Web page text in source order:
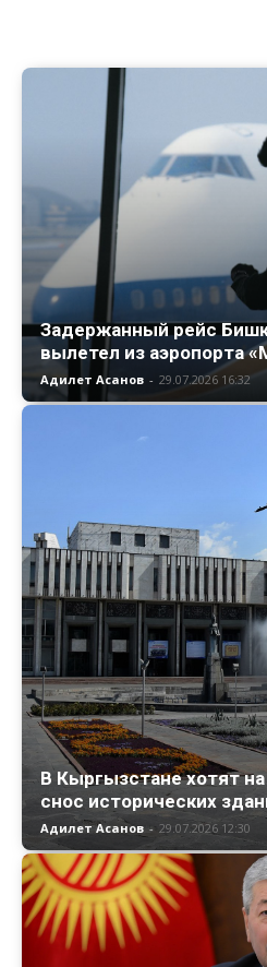
Задержанный рейс
вылетел из аэропорта
Адилет Асанов - 29.07.2026 16:32
В Кыргызстане хотят
снос исторических
Адилет Асанов - 29.07.2026 12:30